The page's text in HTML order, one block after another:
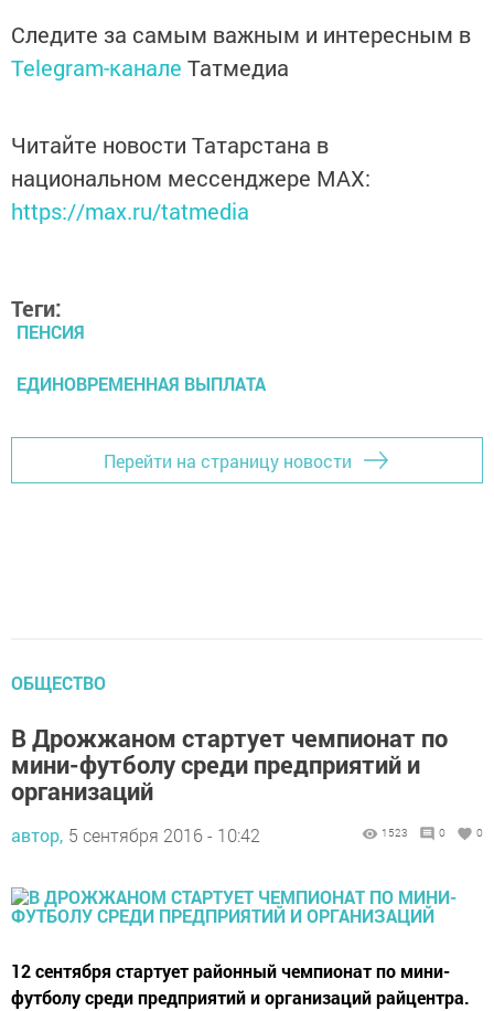
Следите за самым важным и интересным в
Telegram-канале Татмедиа
Читайте новости Татарстана в
национальном мессенджере MАХ:
https://max.ru/tatmedia
Теги:
ПЕНСИЯ
ЕДИНОВРЕМЕННАЯ ВЫПЛАТА
Перейти на страницу новости
ОБЩЕСТВО
В Дрожжаном стартует чемпионат по
мини-футболу среди предприятий и
организаций
автор, 5 сентября 2016 - 10:42 1523 0 0
12 сентября стартует районный чемпионат по мини-
футболу среди предприятий и организаций райцентра.